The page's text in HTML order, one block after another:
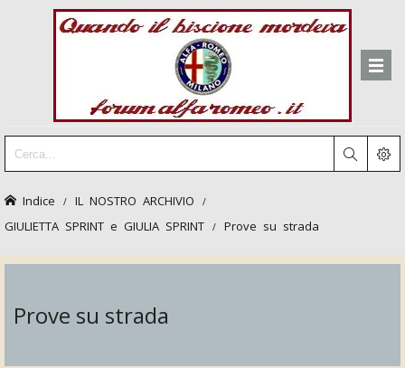
Indice IL NOSTRO ARCHIVIO
GIULIETTA SPRINT e GIULIA SPRINT Prove su strada
Prove su strada